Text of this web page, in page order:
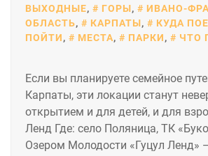
ВЫХОДНЫЕ, ГОРЫ,
ИВАНО-
ОБЛАСТЬ, КАРПАТЫ, КУДА
ПОЙТИ, МЕСТА, ПАРКИ, ЧТО
Если вы планируете семейное
Карпаты, эти локации станут
открытием и для детей, и для
Ленд Где: село Поляница, ТК
Озером Молодости «Гуцул Ленд»